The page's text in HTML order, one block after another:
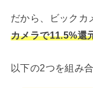
だから、ビックカ
カメラで11.5%還
以下の2つを組み